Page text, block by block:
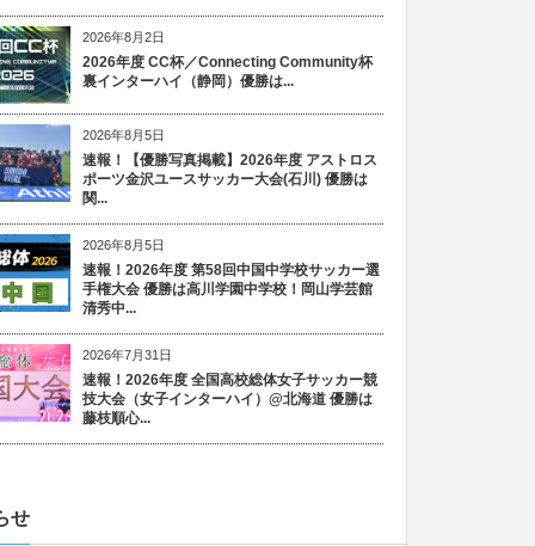
2026年8月2日
2026年度 CC杯／Connecting Community杯
裏インターハイ（静岡）優勝は...
2026年8月5日
速報！【優勝写真掲載】2026年度 アストロス
ポーツ金沢ユースサッカー大会(石川) 優勝は
関...
2026年8月5日
速報！2026年度 第58回中国中学校サッカー選
手権大会 優勝は高川学園中学校！岡山学芸館
清秀中...
2026年7月31日
速報！2026年度 全国高校総体女子サッカー競
技大会（女子インターハイ）@北海道 優勝は
藤枝順心...
せ